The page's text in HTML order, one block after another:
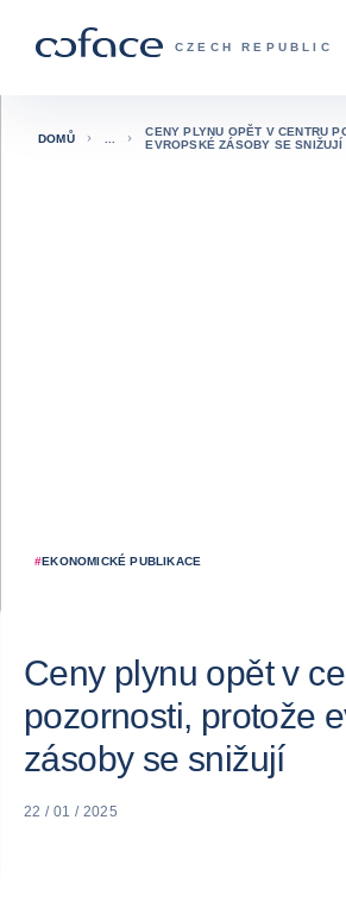
COFACE FOR
CZECH REPUBLIC
Zpět na hlavní stránku
#EKONOMICKÉ PUBLIKACE
DOMŮ
CENY PLYNU OPĚT V CENTRU
EVROPSKÉ ZÁSOBY SE SNIŽUJÍ
Ceny plynu opět v
pozornosti, protože
zásoby se snižují
22 / 01 / 2025